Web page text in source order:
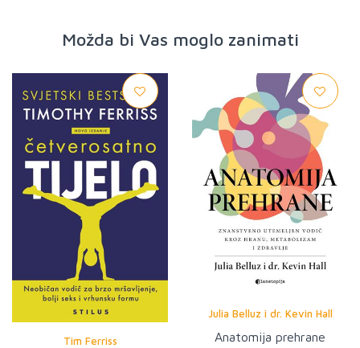
Možda bi Vas moglo zanimati
Tim Ferriss
Julia Belluz i dr. Kevin Hall
Anatomija prehrane